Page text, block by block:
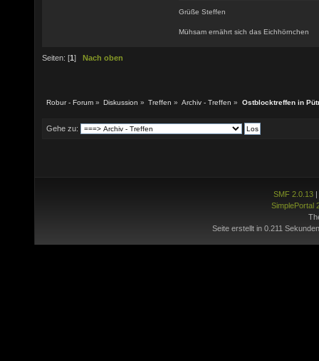
Grüße Steffen
Mühsam ernährt sich das Eichhörnchen
Seiten: [1 ] Nach oben
Robur - Forum » Diskussion » Treffen » Archiv - Treffen » Ostblocktreffen in
Gehe zu:
SMF 2.0.13|
SimplePortal
Seite erstellt in 0.211